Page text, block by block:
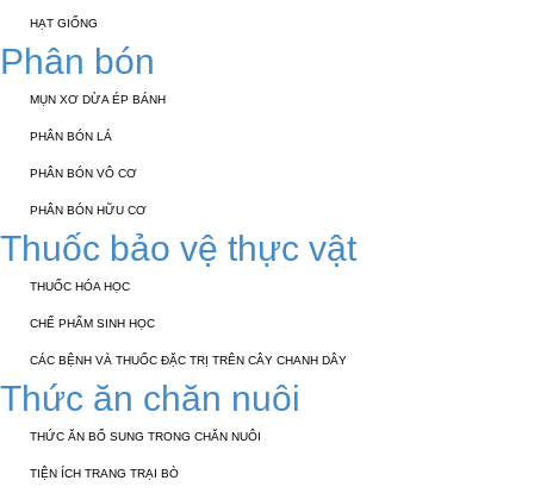
HẠT GIỐNG
Phân bón
MỤN XƠ DỪA ÉP BÁNH
PHÂN BÓN LÁ
PHÂN BÓN VÔ CƠ
PHÂN BÓN HỮU CƠ
Thuốc bảo vệ thực vật
THUỐC HÓA HỌC
CHẾ PHẨM SINH HỌC
CÁC BỆNH VÀ THUỐC ĐẶC TRỊ TRÊN CÂY CHANH DÂY
Thức ăn chăn nuôi
THỨC ĂN BỔ SUNG TRONG CHĂN NUÔI
TIỆN ÍCH TRANG TRẠI BÒ